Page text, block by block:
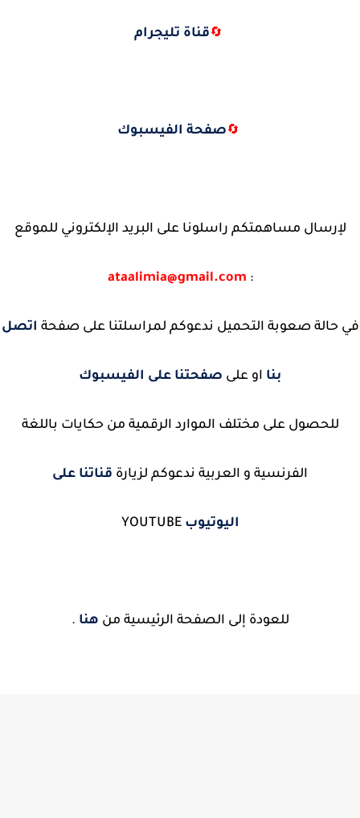
🔄قناة تليجرام
🔄صفحة الفيسبوك
لإرسال مساهمتكم راسلونا على البريد الإلكتروني للموقع
:
ataalimia@gmail.com
في حالة صعوبة التحميل ندعوكم لمراسلتنا على صفحة اتصل
بنا او على صفحتنا على الفيسبوك
للحصول على مختلف الموارد الرقمية من حكايات باللغة
الفرنسية و العربية ندعوكم لزيارة قناتنا على
اليوتيوب YOUTUBE
للعودة إلى الصفحة الرئيسية من هنا .